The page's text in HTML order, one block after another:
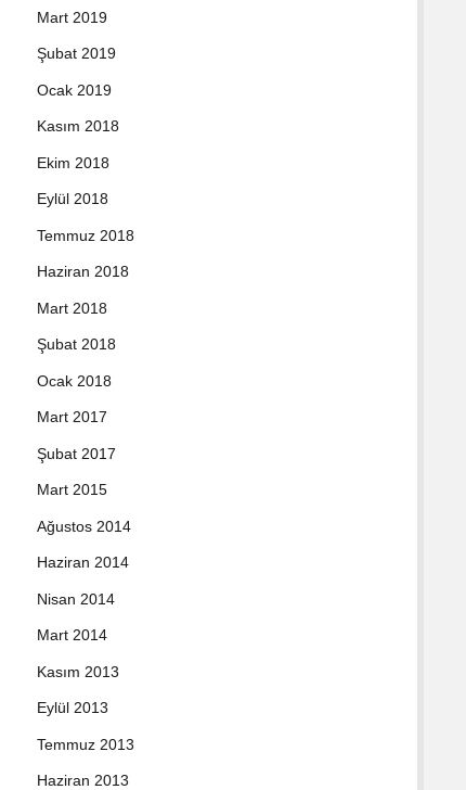
Mart 2019
Şubat 2019
Ocak 2019
Kasım 2018
Ekim 2018
Eylül 2018
Temmuz 2018
Haziran 2018
Mart 2018
Şubat 2018
Ocak 2018
Mart 2017
Şubat 2017
Mart 2015
Ağustos 2014
Haziran 2014
Nisan 2014
Mart 2014
Kasım 2013
Eylül 2013
Temmuz 2013
Haziran 2013